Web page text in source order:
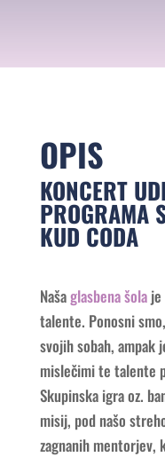
OPIS
KONCERT
PROGRAMA
KUD CODA
Našaglasbena šola
talente. Ponosni
svojih sobah, ampak
mislečimi te talente
Skupinska igra oz.
misij, pod našo
zagnanih mentorjev,